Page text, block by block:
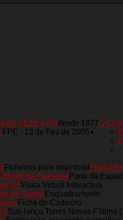
O
do CEAE-LPN desde 1977
FPE - 13 de Fev de 2005
Para
Ficheiros para download
Monte da Queijeira Porto da
VII Visita Virtual Interactiva
de DentroEnquadramento
Ficha de Cadastro
Sub-lanço Torres Novas-Fátima